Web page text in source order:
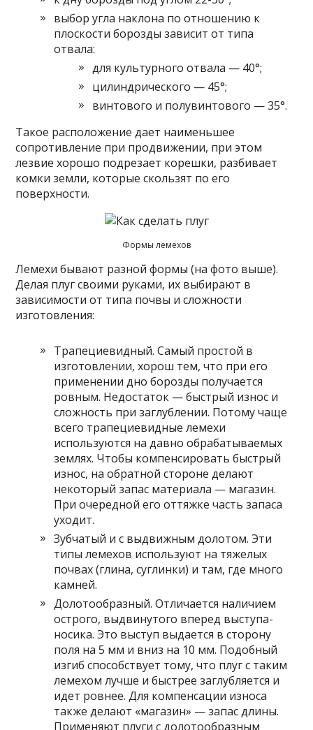
выбор угла наклона по отношению к
плоскости борозды зависит от типа
отвала:
для культурного отвала — 40°;
цилиндрического — 45°;
винтового и полувинтового — 35°.
Такое расположение дает наименьшее
сопротивление при продвижении, при этом
лезвие хорошо подрезает корешки, разбивает
комки земли, которые скользят по его
поверхности.
Формы лемехов
Лемехи бывают разной формы (на фото выше).
Делая плуг своими руками, их выбирают в
зависимости от типа почвы и сложности
изготовления:
Трапециевидный. Самый простой в
изготовлении, хорош тем, что при его
применении дно борозды получается
ровным. Недостаток — быстрый износ и
сложность при заглублении. Потому чаще
всего трапециевидные лемехи
используются на давно обрабатываемых
землях. Чтобы компенсировать быстрый
износ, на обратной стороне делают
некоторый запас материала — магазин.
При очередной его оттяжке часть запаса
уходит.
Зубчатый и с выдвижным долотом. Эти
типы лемехов используют на тяжелых
почвах (глина, суглинки) и там, где много
камней.
Долотообразный. Отличается наличием
острого, выдвинутого вперед выступа-
носика. Это выступ выдается в сторону
поля на 5 мм и вниз на 10 мм. Подобный
изгиб способствует тому, что плуг с таким
лемехом лучше и быстрее заглубляется и
идет ровнее. Для компенсации износа
также делают «магазин» — запас длины.
Применяют плуги с долотообразным